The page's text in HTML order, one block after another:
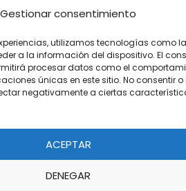
Gestionar consentimiento
utilizamos tecnologías como
a la información del dispositivo. El
procesar datos como el
únicas en este sitio. No consentir o
negativamente a ciertas
ACEPTAR
DENEGAR